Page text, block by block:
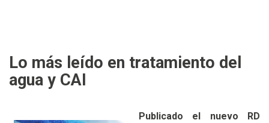
Lo más leído en tratamiento del
agua y CAI
Publicado el nuevo RD